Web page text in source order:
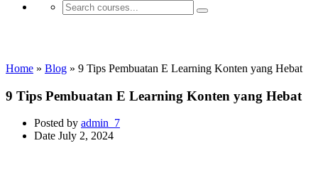
Home » Blog » 9 Tips Pembuatan E Learning Konten yang Hebat
9 Tips Pembuatan E Learning Konten yang Hebat
Posted by admin_7
Date July 2, 2024